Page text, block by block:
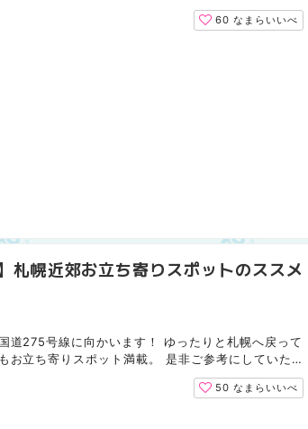
年の夏は、久々に通常モードが戻りつつ...
60なまらいいべ
札幌近郊お立ち寄りスポットのススメ
道275号線に向かいます！ ゆったりと札幌へ戻って
お立ち寄りスポット満載。 是非ご参考にしていた
路編をまだ見られていない方はそちら...
50なまらいいべ